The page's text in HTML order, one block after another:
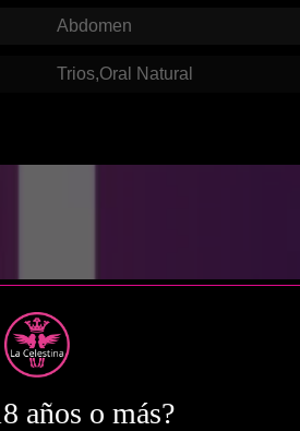
años o más?
Abdomen
Trios,Oral Natural